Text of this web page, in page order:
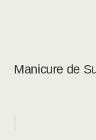
Manicure de